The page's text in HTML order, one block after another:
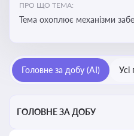
ПРО ЩО ТЕМА:
Тема охоплює механізми
Головне за добу (AI) Усі
ГОЛОВНЕ ЗА ДОБУ